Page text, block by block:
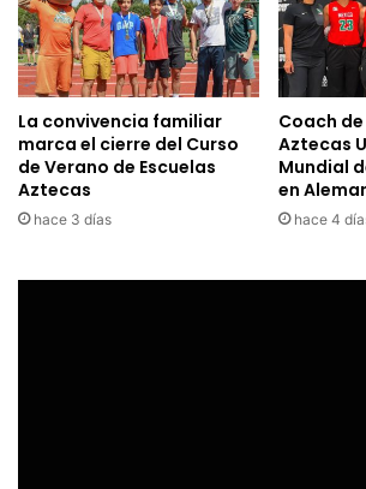
La convivencia familiar
marca el cierre del Curso
de Verano de Escuelas
Aztecas
hace 3 días
Coach
Aztecas
Mundial
en
hace 4